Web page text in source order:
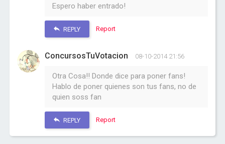
Espero haber entrado!
REPLY Report
ConcursosTuVotacion 08-10-2014 21:56
Otra Cosa!! Donde dice para poner fans!
Hablo de poner quienes son tus fans, no de
quien soss fan
REPLY Report